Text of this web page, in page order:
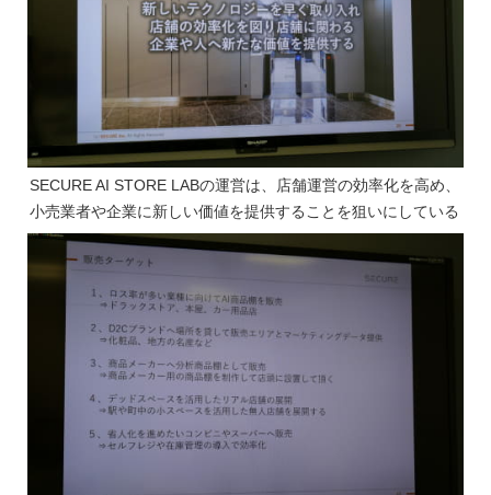
SECURE AI STORE LABの運営は、店舗運営の効率化を高め、
小売業者や企業に新しい価値を提供することを狙いにしている